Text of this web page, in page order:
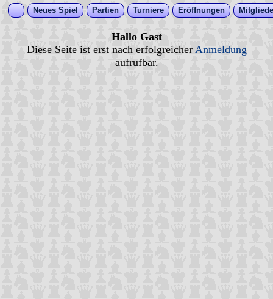
Neues Spiel Partien Turniere Eröffnungen
Hallo Gast
Diese Seite ist erst nach erfolgreicher Anmeldung
aufrufbar.